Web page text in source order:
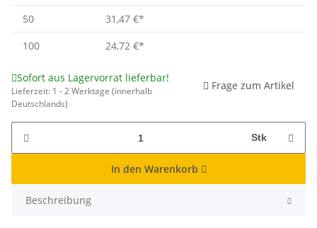
50
31,47 €*
100
24,72 €*
Sofort aus Lagervorrat lieferbar!
Lieferzeit: 1 - 2 Werktage (innerhalb
Deutschlands)
Frage zum Artikel
Stk
In den Warenkorb
Beschreibung